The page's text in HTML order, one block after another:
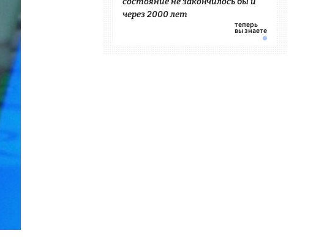
через 2000 лет